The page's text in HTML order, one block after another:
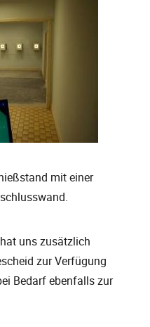
mit einer
uns zusätzlich
zur Verfügung
Bedarf ebenfalls zur